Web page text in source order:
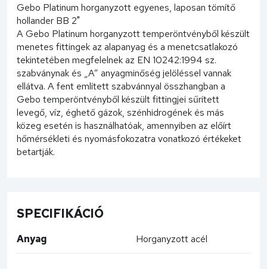
Gebo Platinum horganyzott egyenes, laposan tömítő
hollander BB 2"
A Gebo Platinum horganyzott temperöntvényből készült
menetes fittingek az alapanyag és a menetcsatlakozó
tekintetében megfelelnek az EN 10242:1994 sz.
szabványnak és „A” anyagminőség jelöléssel vannak
ellátva. A fent említett szabvánnyal összhangban a
Gebo temperöntvényből készült fittingjei sűrített
levegő, víz, éghető gázok, szénhidrogének és más
közeg esetén is használhatóak, amennyiben az előírt
hőmérsékleti és nyomásfokozatra vonatkozó értékeket
betartják.
SPECIFIKÁCIÓ
Anyag Horganyzott acél